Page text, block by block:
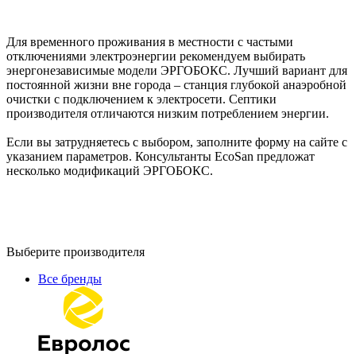
Для временного проживания в местности с частыми
отключениями электроэнергии рекомендуем выбирать
энергонезависимые модели ЭРГОБОКС. Лучший вариант для
постоянной жизни вне города – станция глубокой анаэробной
очистки с подключением к электросети. Септики
производителя отличаются низким потреблением энергии.
Если вы затрудняетесь с выбором, заполните форму на сайте с
указанием параметров. Консультанты EcoSan предложат
несколько модификаций ЭРГОБОКС.
Выберите производителя
Все бренды